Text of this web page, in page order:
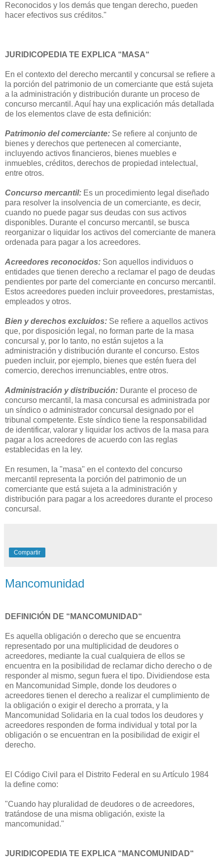
Reconocidos y los demás que tengan derecho, pueden
hacer efectivos sus créditos."
JURIDICOPEDIA TE EXPLICA “MASA“
En el contexto del derecho mercantil y concursal se refiere a
la porción del patrimonio de un comerciante que está sujeta
a la administración y distribución durante un proceso de
concurso mercantil. Aquí hay una explicación más detallada
de los elementos clave de esta definición:
Patrimonio del comerciante: Se refiere al conjunto de
bienes y derechos que pertenecen al comerciante,
incluyendo activos financieros, bienes muebles e
inmuebles, créditos, derechos de propiedad intelectual,
entre otros.
Concurso mercantil: Es un procedimiento legal diseñado
para resolver la insolvencia de un comerciante, es decir,
cuando no puede pagar sus deudas con sus activos
disponibles. Durante el concurso mercantil, se busca
reorganizar o liquidar los activos del comerciante de manera
ordenada para pagar a los acreedores.
Acreedores reconocidos: Son aquellos individuos o
entidades que tienen derecho a reclamar el pago de deudas
pendientes por parte del comerciante en concurso mercantil.
Estos acreedores pueden incluir proveedores, prestamistas,
empleados y otros.
Bien y derechos excluidos: Se refiere a aquellos activos
que, por disposición legal, no forman parte de la masa
concursal y, por lo tanto, no están sujetos a la
administración y distribución durante el concurso. Estos
pueden incluir, por ejemplo, bienes que estén fuera del
comercio, derechos irrenunciables, entre otros.
Administración y distribución: Durante el proceso de
concurso mercantil, la masa concursal es administrada por
un síndico o administrador concursal designado por el
tribunal competente. Este síndico tiene la responsabilidad
de identificar, valorar y liquidar los activos de la masa para
pagar a los acreedores de acuerdo con las reglas
establecidas en la ley.
En resumen, la "masa" en el contexto del concurso
mercantil representa la porción del patrimonio de un
comerciante que está sujeta a la administración y
distribución para pagar a los acreedores durante el proceso
concursal.
Compartir
Mancomunidad
DEFINICIÓN DE “MANCOMUNIDAD“
Es aquella obligación o derecho que se encuentra
representado por una multiplicidad de deudores o
acreedores, mediante la cual cualquiera de ellos se
encuentra en la posibilidad de reclamar dicho derecho o de
responder al mismo, segun fuera el tipo. Dividiendose esta
en Mancomunidad Simple, donde los deudores o
acreedores tienen el derecho a realizar el cumplimiento de
la obligación o exigir el derecho a prorrata, y la
Mancomunidad Solidaria en la cual todos los deudores y
acreedores responden de forma individual y total por la
obligación o se encuentran en la posibilidad de exigir el
derecho.
El Código Civil para el Distrito Federal en su Artículo 1984
la define como:
"Cuando hay pluralidad de deudores o de acreedores,
tratándose de una misma obligación, existe la
mancomunidad."
JURIDICOPEDIA TE EXPLICA “MANCOMUNIDAD“